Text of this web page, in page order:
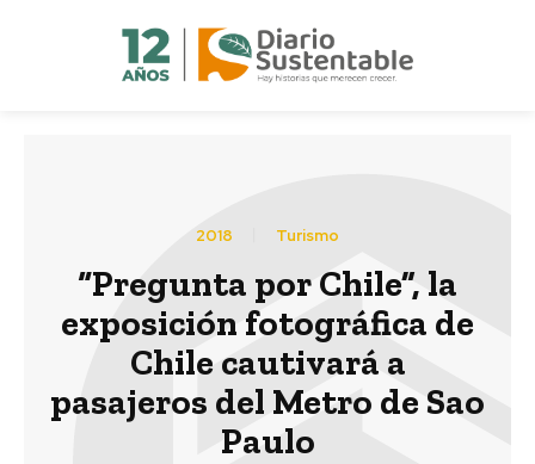
2018 Turismo
“Pregunta por Chile”, la
exposición fotográfica de
Chile cautivará a
pasajeros del Metro de Sao
Paulo